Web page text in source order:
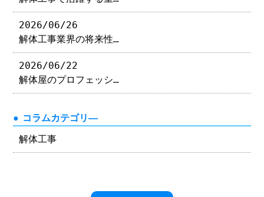
2026/06/26
解体工事業界の将来性…
2026/06/22
解体屋のプロフェッシ…
コラムカテゴリ―
解体工事